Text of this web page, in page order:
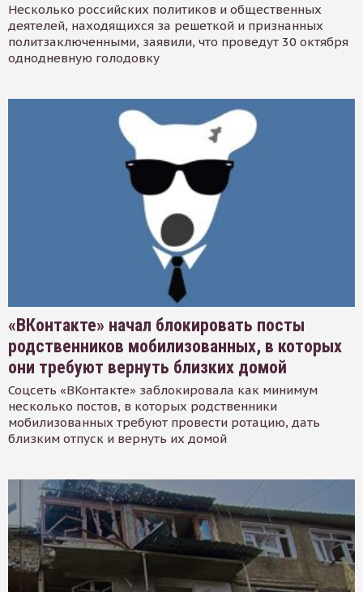
Несколько российских политиков и общественных
деятелей, находящихся за решеткой и признанных
политзаключенными, заявили, что проведут 30 октября
однодневную голодовку
«ВКонтакте» начал блокировать посты
родственников мобилизованных, в которых
они требуют вернуть близких домой
Соцсеть «ВКонтакте» заблокировала как минимум
несколько постов, в которых родственники
мобилизованных требуют провести ротацию, дать
близким отпуск и вернуть их домой